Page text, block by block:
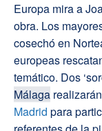
Europa mira a
obra. Los
cosechó en
europeas
temático. Dos
Málaga
Madrid para